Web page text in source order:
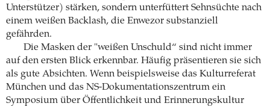
Unterstützer) stärken, sondern unterfüttert Sehnsüchte nach
einem weißen Backlash, die Enwezor substanziell
gefährden.
Die Masken der "weißen Unschuld“ sind nicht immer
auf den ersten Blick erkennbar. Häufig präsentieren sie sich
als gute Absichten. Wenn beispielsweise das Kulturreferat
München und das NS-Dokumentationszentrum ein
Symposium über Öffentlichkeit und Erinnerungskultur